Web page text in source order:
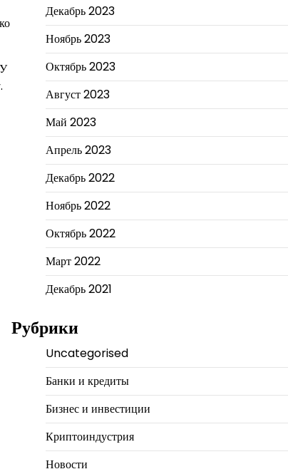
Декабрь 2023
Ноябрь 2023
Октябрь 2023
Август 2023
Май 2023
Апрель 2023
Декабрь 2022
Ноябрь 2022
Октябрь 2022
Март 2022
Декабрь 2021
Рубрики
Uncategorised
Банки и кредиты
Бизнес и инвестиции
Криптоиндустрия
Новости